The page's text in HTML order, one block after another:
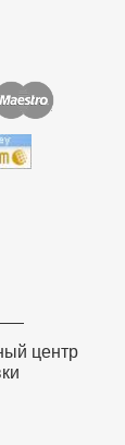
центр